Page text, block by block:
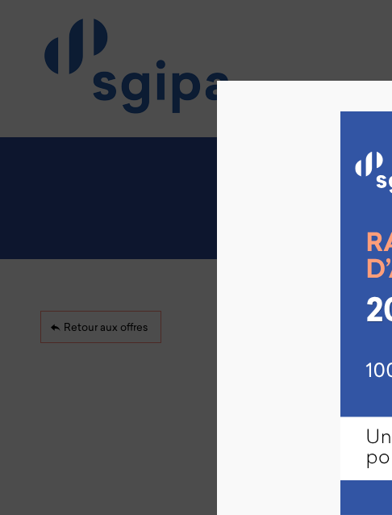
Retour aux offres
Les ateliers de la
Ces emplois sont
Chaque personne est
d’employé